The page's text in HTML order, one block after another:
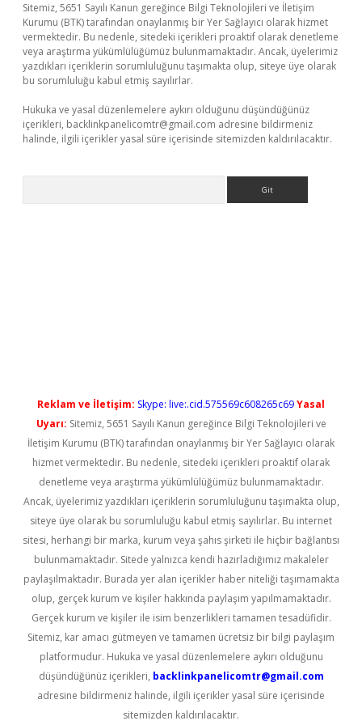
Sitemiz, 5651 Sayılı Kanun gereğince Bilgi Teknolojileri ve İletişim
Kurumu (BTK) tarafından onaylanmış bir Yer Sağlayıcı olarak hizmet
vermektedir. Bu nedenle, sitedeki içerikleri proaktif olarak denetleme
veya araştırma yükümlülüğümüz bulunmamaktadır. Ancak, üyelerimiz
yazdıkları içeriklerin sorumluluğunu taşımakta olup, siteye üye olarak
bu sorumluluğu kabul etmiş sayılırlar.
Hukuka ve yasal düzenlemelere aykırı olduğunu düşündüğünüz
içerikleri, backlinkpanelicomtr@gmail.com adresine bildirmeniz
halinde, ilgili içerikler yasal süre içerisinde sitemizden kaldırılacaktır.
Reklam ve İletişim: Skype: live:.cid.575569c608265c69Yasal
Uyarı: Sitemiz, 5651 Sayılı Kanun gereğince Bilgi Teknolojileri ve
İletişim Kurumu (BTK) tarafından onaylanmış bir Yer Sağlayıcı olarak
hizmet vermektedir. Bu nedenle, sitedeki içerikleri proaktif olarak
denetleme veya araştırma yükümlülüğümüz bulunmamaktadır.
Ancak, üyelerimiz yazdıkları içeriklerin sorumluluğunu taşımakta olup,
siteye üye olarak bu sorumluluğu kabul etmiş sayılırlar. Bu internet
sitesi, herhangi bir marka, kurum veya şahıs şirketi ile hiçbir bağlantısı
bulunmamaktadır. Sitede yalnızca kendi hazırladığımız makaleler
paylaşılmaktadır. Burada yer alan içerikler haber niteliği taşımamakta
olup, gerçek kurum ve kişiler hakkında paylaşım yapılmamaktadır.
Gerçek kurum ve kişiler ile isim benzerlikleri tamamen tesadüfidir.
Sitemiz, kar amacı gütmeyen ve tamamen ücretsiz bir bilgi paylaşım
platformudur. Hukuka ve yasal düzenlemelere aykırı olduğunu
düşündüğünüz içerikleri, backlinkpanelicomtr@gmail.com
adresine bildirmeniz halinde, ilgili içerikler yasal süre içerisinde
sitemizden kaldırılacaktır.